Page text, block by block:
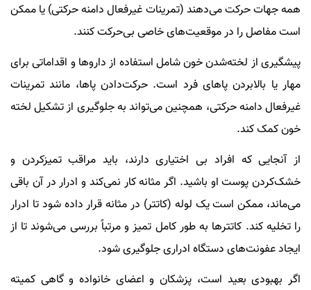
همه جهات حرکت می‌دهند (تمرینات غیرفعال دامنه حرکتی) یا ممکن
است مفاصل را در موقعیت‌های خاصی بی‌حرکت کنند.
پیشگیری از لخته‌شدن خون شامل استفاده از داروها و اقداماتی برای
مهار یا بالابردن پاهای فرد است. حرکت‌دادن پاها، مانند تمرینات
غیرفعال دامنه حرکتی، همچنین می‌تواند به جلوگیری از تشکیل لخته
خون کمک کند.
از آنجایی که افراد بی اختیاری دارند، باید مراقب تمیزکردن و
خشک‌کردن پوست او باشید. اگر مثانه کار نمی‌کند و ادرار در آن باقی
می‌ماند، ممکن است یک لوله (کاتتر) در مثانه قرار داده شود تا ادرار
را تخلیه کند. کاتترها به طور کامل تمیز و مرتباً بررسی می‌شوند تا از
ایجاد عفونت‌های دستگاه ادراری جلوگیری شود.
اگر بهبودی بعید است، پزشکان و اعضای خانواده و گاهی کمیته